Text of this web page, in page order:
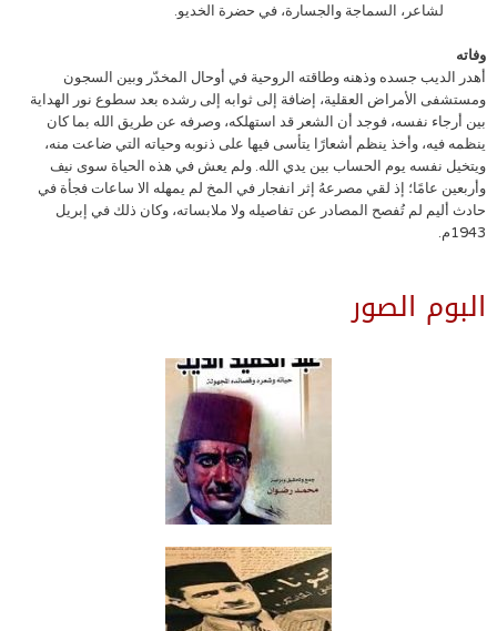
لشاعر، السماجة والجسارة، في حضرة الخديو.
وفاته
أهدر الديب جسده وذهنه وطاقته الروحية في أوحال المخدّر وبين السجون
ومستشفى الأمراض العقلية، إضافة إلى ثوابه إلى رشده بعد سطوع نور الهداية
بين أرجاء نفسه، فوجد أن الشعر قد استهلكه، وصرفه عن طريق الله بما كان
ينظمه فيه، وأخذ ينظم أشعارًا يتأسى فيها على ذنوبه وحياته التي ضاعت منه،
ويتخيل نفسه يوم الحساب بين يدي الله. ولم يعش في هذه الحياة سوى نيف
وأربعين عامًا؛ إذ لقي مصرعهُ إثر انفجار في المخ لم يمهله الا ساعات فجأة في
حادث أليم لم تُفصح المصادر عن تفاصيله ولا ملابساته، وكان ذلك في إبريل
1943م.
البوم الصور